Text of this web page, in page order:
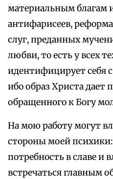
материальным благам
антифарисеев,
слуг, преданных
любви, то есть у всех
идентифицирует себя
ибо образ Христа дает
обращенного к Богу
На мою работу могут
стороны моей
потребность в славе и
встречаться главным